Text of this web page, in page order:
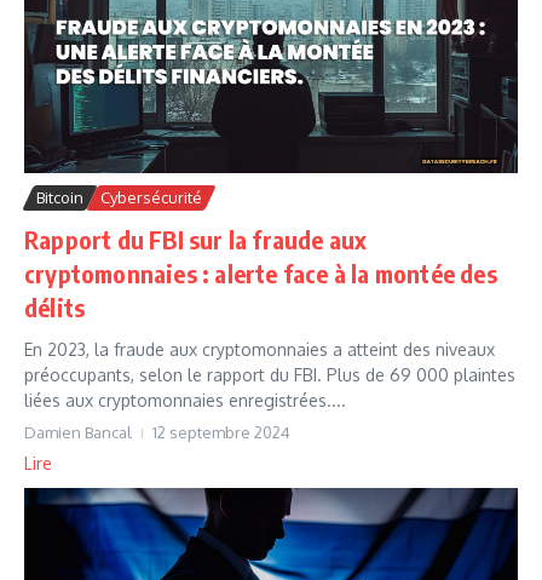
Bitcoin Cybersécurité
Rapport du FBI sur la fraude aux
cryptomonnaies : alerte face à la montée des
délits
En 2023, la fraude aux cryptomonnaies a atteint des niveaux
préoccupants, selon le rapport du FBI. Plus de 69 000 plaintes
liées aux cryptomonnaies enregistrées....
Damien Bancal 12 septembre 2024
Lire